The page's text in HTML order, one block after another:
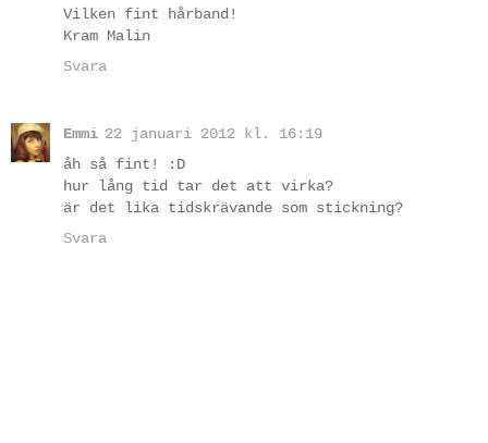
Vilken fint hårband!
Kram Malin
Svara
Emmi 22 januari 2012 kl. 16:19
åh så fint! :D
hur lång tid tar det att virka?
är det lika tidskrävande som stickning?
Svara